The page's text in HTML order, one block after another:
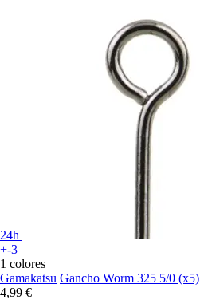
24h
+-3
1 colores
Gamakatsu Gancho Worm 325 5/0 (x5)
4,99 €